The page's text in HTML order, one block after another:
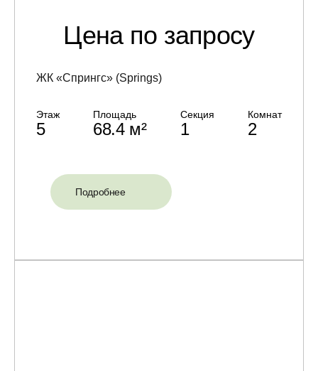
Цена по запросу
ЖК «Спрингс» (Springs)
Этаж
5
Площадь
68.4 м²
Секция
1
Комнат
2
Подробнее